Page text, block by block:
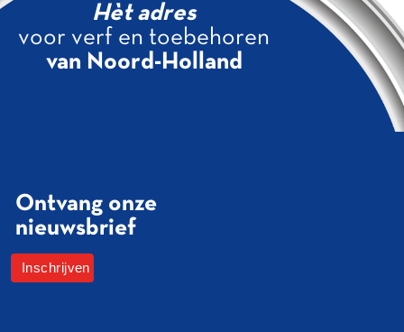
Hèt adres
voor verf en toebehoren
van Noord-Holland
Ontvang onze
nieuwsbrief